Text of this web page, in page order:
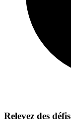
Relevez des défis